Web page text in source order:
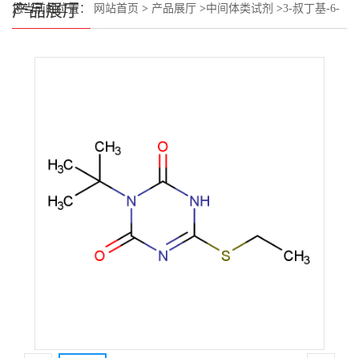
产品展厅
您当前的位置： 网站首页 > 产品展厅 >中间体类试剂 >3-叔丁基-6-